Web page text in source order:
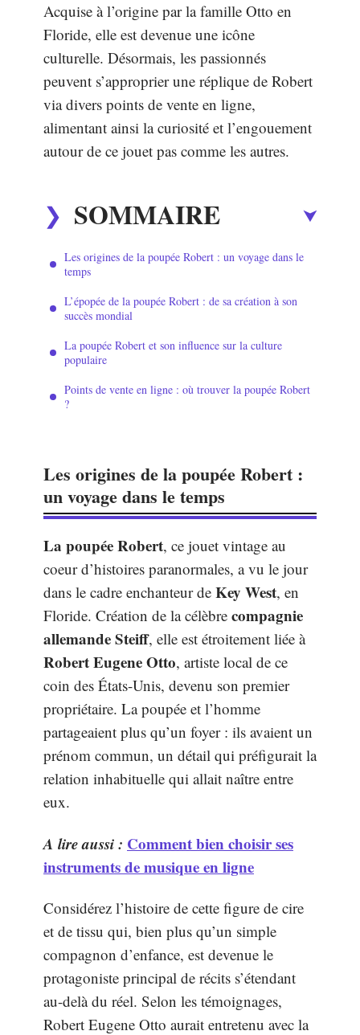
Acquise à l’origine par la famille Otto en
Floride, elle est devenue une icône
culturelle. Désormais, les passionnés
peuvent s’approprier une réplique de Robert
via divers points de vente en ligne,
alimentant ainsi la curiosité et l’engouement
autour de ce jouet pas comme les autres.
SOMMAIRE
Les origines de la poupée Robert : un voyage dans le
temps
L’épopée de la poupée Robert : de sa création à son
succès mondial
La poupée Robert et son influence sur la culture
populaire
Points de vente en ligne : où trouver la poupée Robert
?
Les origines de la poupée Robert :
un voyage dans le temps
La poupée Robert, ce jouet vintage au
coeur d’histoires paranormales, a vu le jour
dans le cadre enchanteur de Key West, en
Floride. Création de la célèbre compagnie
allemande Steiff, elle est étroitement liée à
Robert Eugene Otto, artiste local de ce
coin des États-Unis, devenu son premier
propriétaire. La poupée et l’homme
partageaient plus qu’un foyer : ils avaient un
prénom commun, un détail qui préfigurait la
relation inhabituelle qui allait naître entre
eux.
A lire aussi : Comment bien choisir ses
instruments de musique en ligne
Considérez l’histoire de cette figure de cire
et de tissu qui, bien plus qu’un simple
compagnon d’enfance, est devenue le
protagoniste principal de récits s’étendant
au-delà du réel. Selon les témoignages,
Robert Eugene Otto aurait entretenu avec la